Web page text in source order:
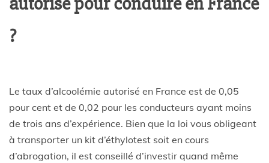
?
Le taux d’alcoolémie autorisé en France est de 0,05
pour cent et de 0,02 pour les conducteurs ayant moins
de trois ans d’expérience. Bien que la loi vous obligeant
à transporter un kit d’éthylotest soit en cours
d’abrogation, il est conseillé d’investir quand même